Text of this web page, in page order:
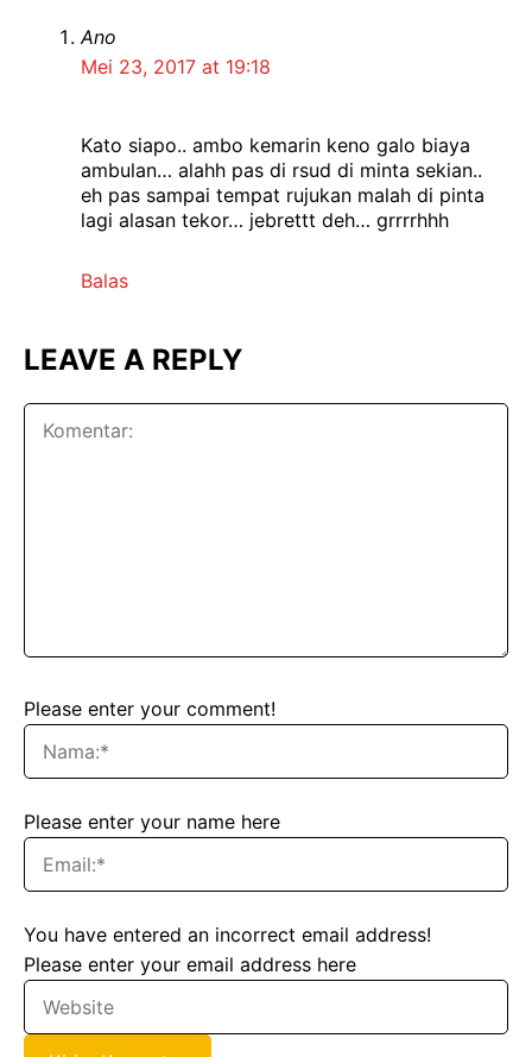
Ano
Mei 23, 2017 at 19:18
Kato siapo.. ambo kemarin keno galo biaya
ambulan… alahh pas di rsud di minta sekian..
eh pas sampai tempat rujukan malah di pinta
lagi alasan tekor… jebrettt deh… grrrrhhh
Balas
LEAVE A REPLY
Please enter your comment!
Please enter your name here
You have entered an incorrect email address!
Please enter your email address here